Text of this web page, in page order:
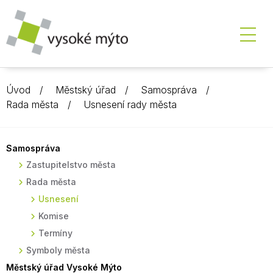
Úvod Městský úřad
Samospráva
Rada města
Usnesení rady města
Samospráva
Zastupitelstvo města
Rada města
Usnesení
Komise
Termíny
Symboly města
Městský úřad Vysoké Mýto